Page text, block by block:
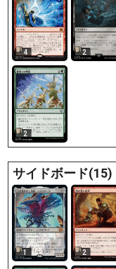
4 2
2
サイドボード(15)
1 2